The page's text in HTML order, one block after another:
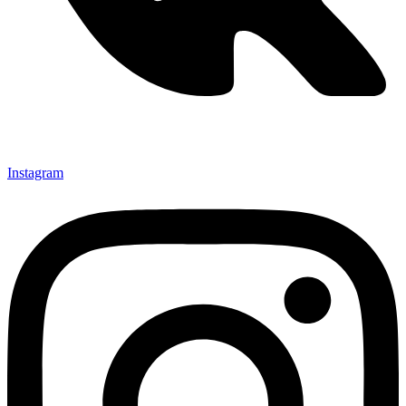
Instagram